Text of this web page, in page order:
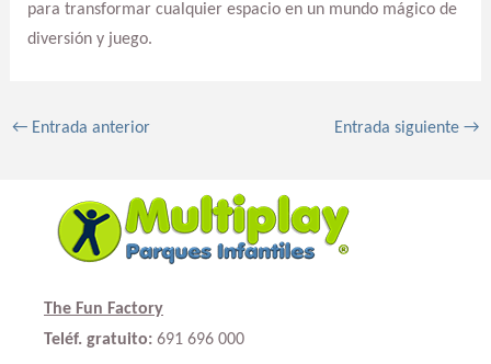
para transformar cualquier espacio en un mundo mágico de
diversión y juego.
←Entrada anterior Entrada siguiente→
The Fun Factory
Teléf. gratuito: 691 696 000